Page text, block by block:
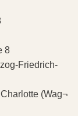
8
Friedrich-
(Wag¬